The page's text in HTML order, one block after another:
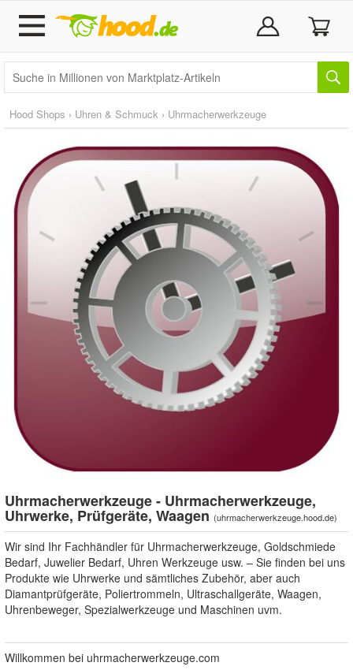
Hood Shops › Uhren & Schmuck › Uhrmacherwerkzeuge
Uhrmacherwerkzeuge - Uhrmacherwerkzeuge,
Uhrwerke, Prüfgeräte, Waagen (uhrmacherwerkzeuge.hood.de)
Wir sind Ihr Fachhändler für Uhrmacherwerkzeuge, Goldschmiede
Bedarf, Juwelier Bedarf, Uhren Werkzeuge usw. – Sie finden bei uns
Produkte wie Uhrwerke und sämtliches Zubehör, aber auch
Diamantprüfgeräte, Poliertrommeln, Ultraschallgeräte, Waagen,
Uhrenbeweger, Spezialwerkzeuge und Maschinen uvm.
Willkommen bei uhrmacherwerkzeuge.com